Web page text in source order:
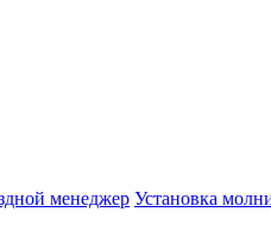
менеджер Установка